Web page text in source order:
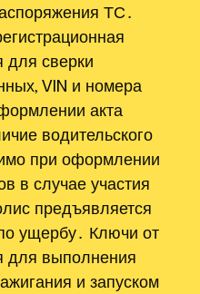
ТС․
для сверки
VIN и номера
акта
водительского
при оформлении
в случае участия
предъявляется
ущербу․ Ключи от
для выполнения
и запуском